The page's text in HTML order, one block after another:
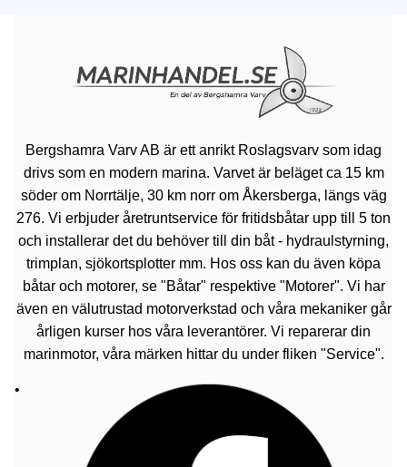
Bergshamra Varv AB är ett anrikt Roslagsvarv som idag
drivs som en modern marina. Varvet är beläget ca 15 km
söder om Norrtälje, 30 km norr om Åkersberga, längs väg
276. Vi erbjuder åretruntservice för fritidsbåtar upp till 5 ton
och installerar det du behöver till din båt - hydraulstyrning,
trimplan, sjökortsplotter mm. Hos oss kan du även köpa
båtar och motorer, se "Båtar" respektive "Motorer". Vi har
även en välutrustad motorverkstad och våra mekaniker går
årligen kurser hos våra leverantörer. Vi reparerar din
marinmotor, våra märken hittar du under fliken "Service".